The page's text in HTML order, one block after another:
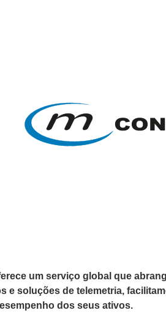
um serviço global que
e soluções de telemetria,
dos seus ativos.